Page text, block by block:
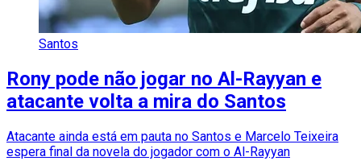
Santos
Rony pode não jogar no Al-Rayyan e
atacante volta a mira do Santos
Atacante ainda está em pauta no Santos e Marcelo Teixeira
espera final da novela do jogador com o Al-Rayyan